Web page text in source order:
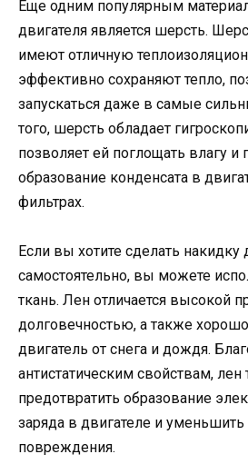
Еще одним популярным
двигателя является шерсть.
имеют отличную
эффективно сохраняют тепло,
запускаться даже в самые
того, шерсть обладает
позволяет ей поглощать влагу и
образование конденсата в
фильтрах.
Если вы хотите сделать накидку
самостоятельно, вы можете
ткань. Лен отличается высокой
долговечностью, а также
двигатель от снега и дождя.
антистатическим свойствам,
предотвратить образование
заряда в двигателе и уменьшить
повреждения.